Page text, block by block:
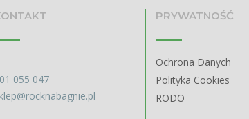
055 047
PRYWATNOŚĆ
Ochrona Danych
Polityka Cookies
RODO